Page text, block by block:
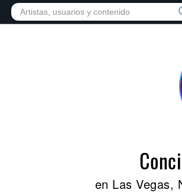
INICIO ARTISTAS RED SOCIAL
en Las Vegas,